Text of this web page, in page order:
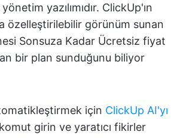
yazılımıdır. ClickUp'ın
özelleştirilebilir görünüm sunan
Sonsuza Kadar Ücretsiz fiyat
bir plan sunduğunu biliyor
için ClickUp AI'yı
girin ve yaratıcı fikirler